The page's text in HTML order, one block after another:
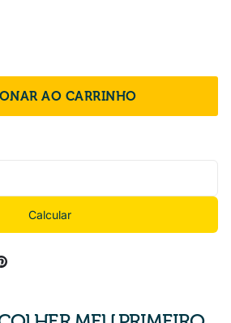
AO CARRINHO
Calcular